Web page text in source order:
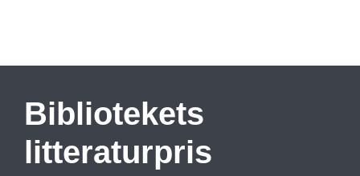
Bibliotekets
litteraturpris